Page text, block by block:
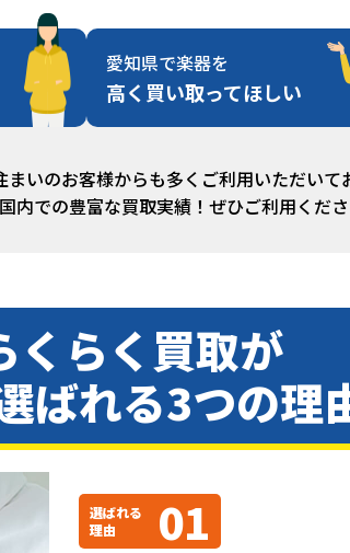
愛知県で楽器を
高く買い取ってほしい
いのお客様からも多くご利用いただいて
内での豊富な買取実績！ぜひご利用くださ
くらく買取が
ばれる3つの理
選ばれる
理由
01